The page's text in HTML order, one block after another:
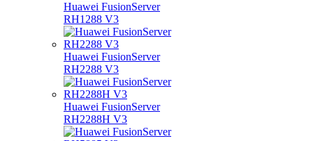
Huawei FusionServer
RH1288 V3
Huawei FusionServer
RH2288 V3
Huawei FusionServer
RH2288H V3